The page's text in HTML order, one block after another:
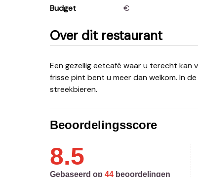
Budget €
Over dit restaurant
Een gezellig eetcafé waar u terecht kan voor een snelle lunch of een gezellige avond. Ook voor een
frisse pint bent u meer dan welkom. In
streekbieren.
Beoordelingsscore
8.5
Gebaseerd op 44 beoordelingen